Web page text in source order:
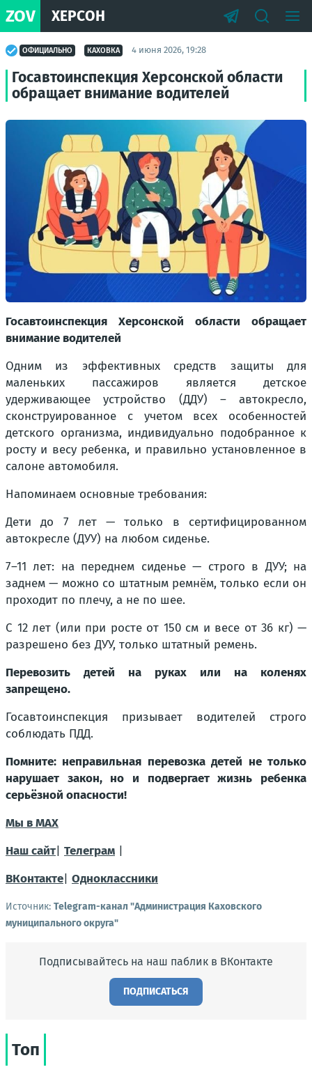
ZOV ХЕРСОН
ОФИЦИАЛЬНО КАХОВКА 4 июня 2026, 19:28
Госавтоинспекция Херсонской области
обращает внимание водителей
Госавтоинспекция Херсонской области обращает
внимание водителей
Одним из эффективных средств защиты для
маленьких пассажиров является детское
удерживающее устройство (ДДУ) – автокресло,
сконструированное с учетом всех особенностей
детского организма, индивидуально подобранное к
росту и весу ребенка, и правильно установленное в
салоне автомобиля.
Напоминаем основные требования:
Дети до 7 лет — только в сертифицированном
автокресле (ДУУ) на любом сиденье.
7–11 лет: на переднем сиденье — строго в ДУУ; на
заднем — можно со штатным ремнём, только если он
проходит по плечу, а не по шее.
С 12 лет (или при росте от 150 см и весе от 36 кг) —
разрешено без ДУУ, только штатный ремень.
Перевозить детей на руках или на коленях
запрещено.
Госавтоинспекция призывает водителей строго
соблюдать ПДД.
Помните: неправильная перевозка детей не только
нарушает закон, но и подвергает жизнь ребенка
серьёзной опасности!
Мы в MAX
Наш сайт Телеграм
ВКонтакте Одноклассники
Источник: Telegram-канал "Администрация Каховского
муниципального округа"
Подписывайтесь на наш паблик в ВКонтакте
ПОДПИСАТЬСЯ
Топ